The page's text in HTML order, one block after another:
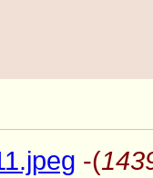
-(